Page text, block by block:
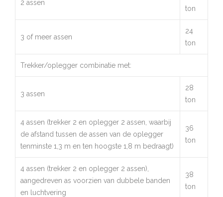
2 assen
ton
3 of meer assen
24
ton
Trekker/oplegger combinatie met:
3 assen
28
ton
4 assen (trekker 2 en oplegger 2 assen, waarbij
de afstand tussen de assen van de oplegger
tenminste 1,3 m en ten hoogste 1,8 m bedraagt)
36
ton
4 assen (trekker 2 en oplegger 2 assen),
aangedreven as voorzien van dubbele banden
en luchtvering
38
ton